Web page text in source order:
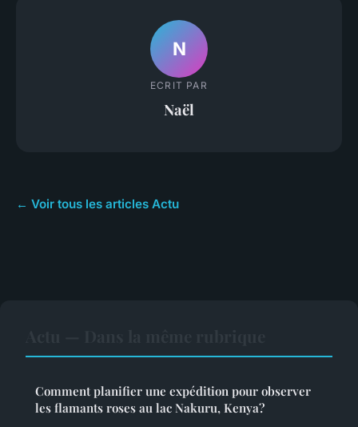
N
ECRIT PAR
Naël
← Voir tous les articles Actu
Comment planifier une expédition pour observer
les flamants roses au lac Nakuru, Kenya?